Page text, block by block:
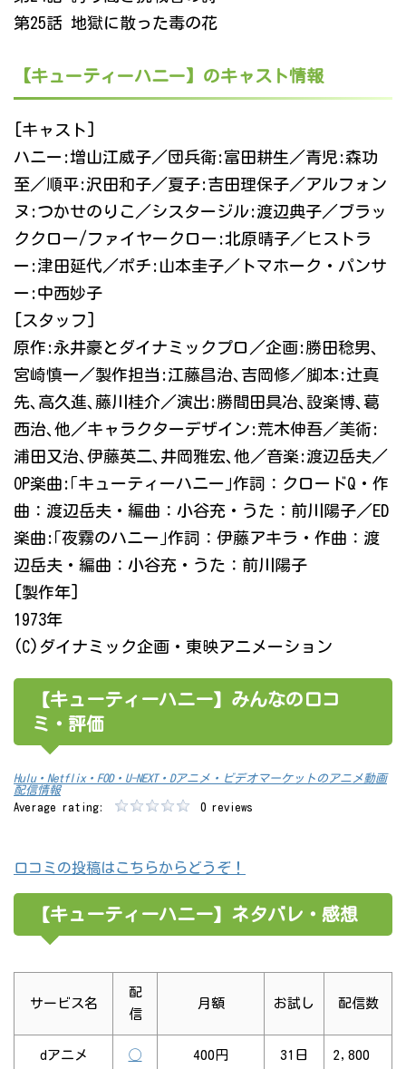
第25話 地獄に散った毒の花
【キューティーハニー】のキャスト情報
[キャスト]
ハニー:増山江威子／団兵衛:富田耕生／青児:森功
至／順平:沢田和子／夏子:吉田理保子／アルフォン
ヌ:つかせのりこ／シスタージル:渡辺典子／ブラッ
ククロー/ファイヤークロー:北原晴子／ヒストラ
ー:津田延代／ポチ:山本圭子／トマホーク・パンサ
ー:中西妙子
[スタッフ]
原作:永井豪とダイナミックプロ／企画:勝田稔男､
宮崎慎一／製作担当:江藤昌治､吉岡修／脚本:辻真
先､高久進､藤川桂介／演出:勝間田具冶､設楽博､葛
西治､他／キャラクターデザイン:荒木伸吾／美術:
浦田又治､伊藤英二､井岡雅宏､他／音楽:渡辺岳夫／
OP楽曲:｢キューティーハニー｣作詞：クロードQ・作
曲：渡辺岳夫・編曲：小谷充・うた：前川陽子／ED
楽曲:｢夜霧のハニー｣作詞：伊藤アキラ・作曲：渡
辺岳夫・編曲：小谷充・うた：前川陽子
[製作年]
1973年
(C)ダイナミック企画・東映アニメーション
【キューティーハニー】みんなの口コ
ミ・評価
Hulu・Netflix・FOD・U-NEXT・Dアニメ・ビデオマーケットのアニメ動画
配信情報
Average rating:
0 reviews
口コミの投稿はこちらからどうぞ！
【キューティーハニー】ネタバレ・感想
サービス名
配
信
月額 お試し 配信数
dアニメ ◯ 400円
31日
2,800